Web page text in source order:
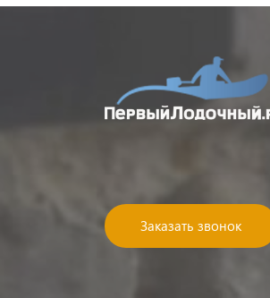
Заказать звонок